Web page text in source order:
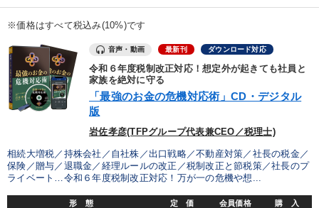
ます
優秀各社の智恵と戦略 事業家のロマンと経営
若手異才経営者の発想
テーマ
※価格はすべて税込み(10%)です
音声・動画 最新刊 ダウンロード対応
令和６年度税制改正対応！想定外が起きても社員と
家族を絶対に守る
「最強のお金の危機対応術」CD・デジタル
版
岩佐孝彦(TFPグループ代表兼CEO／税理士)
相続大増税／持株会社／自社株／出口戦略／不動産対策／社長の税金／
保険／贈与／退職金／経理ルールの改正／税制改正と節税策／社長のプ
ライベート…令和６年度税制改正対応！万が一の危機や想...
形 態 定 価 会員価格 購 入